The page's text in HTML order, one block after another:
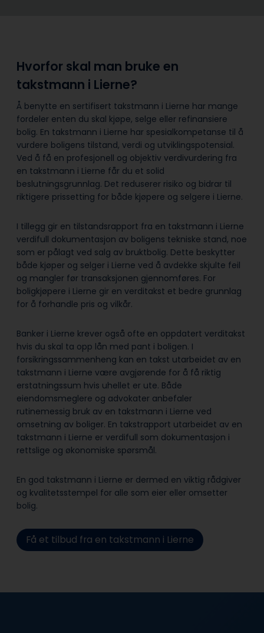
Hvorfor skal man bruke en
takstmann i Lierne?
Å benytte en sertifisert takstmann i Lierne har mange
fordeler enten du skal kjøpe, selge eller refinansiere
bolig. En takstmann i Lierne har spesialkompetanse til å
vurdere boligens tilstand, verdi og utviklingspotensial.
Ved å få en profesjonell og objektiv verdivurdering fra
en takstmann i Lierne får du et solid
beslutningsgrunnlag. Det reduserer risiko og bidrar til
riktigere prissetting for både kjøpere og selgere i Lierne.
I tillegg gir en tilstandsrapport fra en takstmann i Lierne
verdifull dokumentasjon av boligens tekniske stand, noe
som er pålagt ved salg av bruktbolig. Dette beskytter
både kjøper og selger i Lierne ved å avdekke skjulte feil
og mangler før transaksjonen gjennomføres. For
boligkjøpere i Lierne gir en verditakst et bedre grunnlag
for å forhandle pris og vilkår.
Banker i Lierne krever også ofte en oppdatert verditakst
hvis du skal ta opp lån med pant i boligen. I
forsikringssammenheng kan en takst utarbeidet av en
takstmann i Lierne være avgjørende for å få riktig
erstatningssum hvis uhellet er ute. Både
eiendomsmeglere og advokater anbefaler
rutinemessig bruk av en takstmann i Lierne ved
omsetning av boliger. En takstrapport utarbeidet av en
takstmann i Lierne er verdifull som dokumentasjon i
rettslige og økonomiske spørsmål.
En god takstmann i Lierne er dermed en viktig rådgiver
og kvalitetsstempel for alle som eier eller omsetter
bolig.
Få et tilbud fra en takstmann i Lierne